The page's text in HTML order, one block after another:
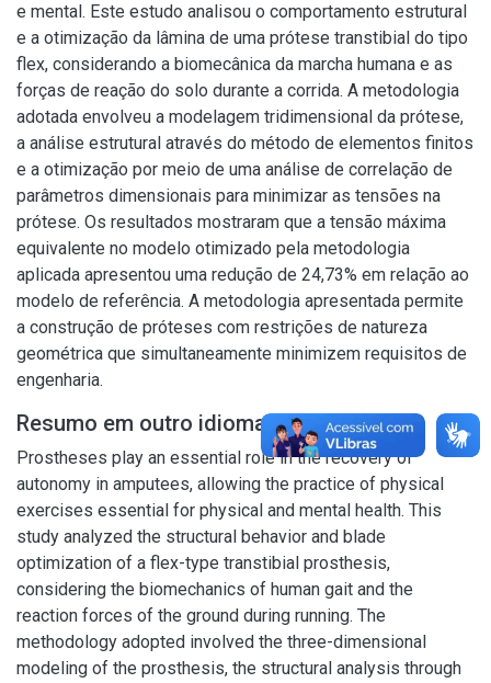
e mental. Este estudo analisou o comportamento estrutural
e a otimização da lâmina de uma prótese transtibial do tipo
flex, considerando a biomecânica da marcha humana e as
forças de reação do solo durante a corrida. A metodologia
adotada envolveu a modelagem tridimensional da prótese,
a análise estrutural através do método de elementos finitos
e a otimização por meio de uma análise de correlação de
parâmetros dimensionais para minimizar as tensões na
prótese. Os resultados mostraram que a tensão máxima
equivalente no modelo otimizado pela metodologia
aplicada apresentou uma redução de 24,73% em relação ao
modelo de referência. A metodologia apresentada permite
a construção de próteses com restrições de natureza
geométrica que simultaneamente minimizem requisitos de
engenharia.
Resumo em outro idioma
Prostheses play an essential role in the recovery of
autonomy in amputees, allowing the practice of physical
exercises essential for physical and mental health. This
study analyzed the structural behavior and blade
optimization of a flex-type transtibial prosthesis,
considering the biomechanics of human gait and the
reaction forces of the ground during running. The
methodology adopted involved the three-dimensional
modeling of the prosthesis, the structural analysis through